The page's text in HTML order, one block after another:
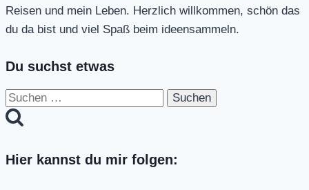
Reisen und mein Leben. Herzlich willkommen, schön das
du da bist und viel Spaß beim ideensammeln.
Du suchst etwas
Suchen
nach:
Hier kannst du mir folgen: